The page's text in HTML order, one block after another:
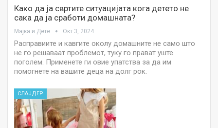
Како да ја свртите ситуацијата кога детето не
сака да ја сработи домашната?
Мајка и Дете Окт 3, 2024
Расправиите и кавгите околу домашните не само што
не го решаваат проблемот, туку го прават уште
поголем. Применете ги овие упатства за да им
помогнете на вашите деца на долг рок.
СЛАЈДЕР